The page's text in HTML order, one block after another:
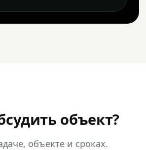
объект?
объекте и сроках.